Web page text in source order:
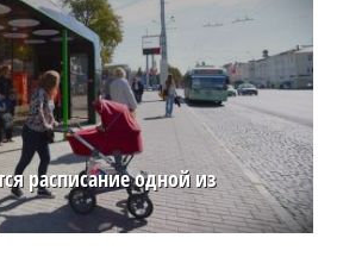
расписание одной из